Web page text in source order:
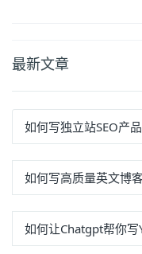
最新文章
如何写独立站SEO产
如何写高质量英文博
如何让Chatgpt帮你写